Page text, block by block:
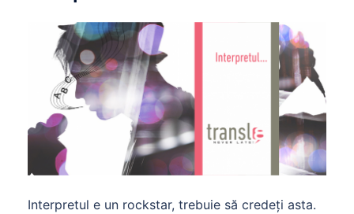
Interpretul e un rockstar, trebuie să credeți asta.